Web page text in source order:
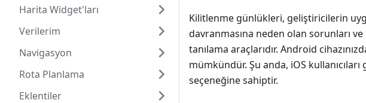
Harita Widget'ları
Verilerim
Navigasyon
Rota Planlama
Eklentiler
Kilitlenme günlükleri, geliştiricilerin
davranmasına neden olan sorunları
tanılama araçlarıdır. Android
mümkündür. Şu anda, iOS
seçeneğine sahiptir.